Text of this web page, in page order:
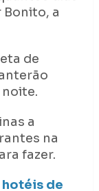
a
de
a
na
fazer.
hotéis de